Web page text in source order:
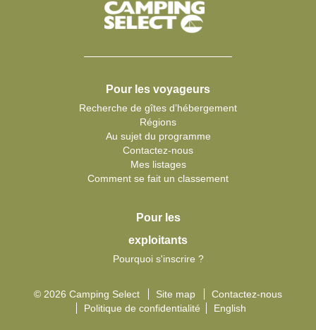
Pour les voyageurs
Recherche de gîtes d’hébergement
Régions
Au sujet du programme
Contactez-nous
Mes listages
Comment se fait un classement
Pour les
exploitants
Pourquoi s'inscrire ?
© 2026 Camping Select Site map
Contactez-nous
Politique de confidentialité
English